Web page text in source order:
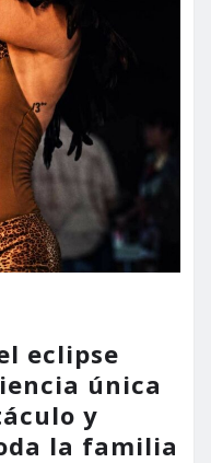
eclipse
única
y
la familia